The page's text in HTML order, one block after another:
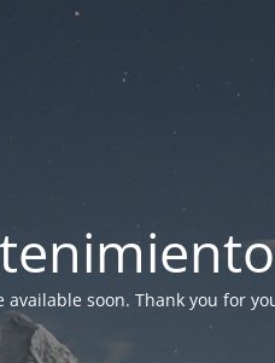
available soon. Thank you for